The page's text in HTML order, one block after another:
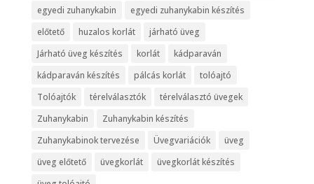
egyedi zuhanykabin
egyedi zuhanykabin készítés
előtető
huzalos korlát
járható üveg
Járható üveg készítés
korlát
kádparaván
kádparaván készítés
pálcás korlát
tolóajtó
Tolóajtók
térelválasztók
térelválasztó üvegek
Zuhanykabin
Zuhanykabin készítés
Zuhanykabinok tervezése
Üvegvariációk
üveg
üveg előtető
üvegkorlát
üvegkorlát készítés